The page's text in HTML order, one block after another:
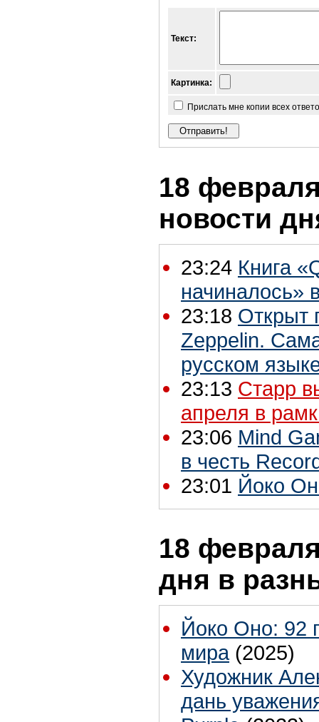
Текст:
Картинка:
Прислать мне копии всех
18
новости
23:24 Книга
начиналось»
23:18 Открыт
Zeppelin.
русском
23:13 Старр
апреля в
23:06 Mind
в честь
23:01 Йоко
18
дня в
Йоко Оно: 92
мира (2025)
Художник
дань